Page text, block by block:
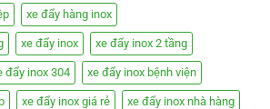
xe đẩy hàng inox
xe đẩy inox xe đẩy inox 2 tầng
đẩy inox 304 xe đẩy inox bệnh viện
xe đẩy inox giá rẻ xe đẩy inox nhà hàng